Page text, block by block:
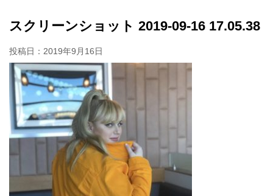
スクリーンショット 2019-09-16 17.05.38
投稿日： 2019年9月16日